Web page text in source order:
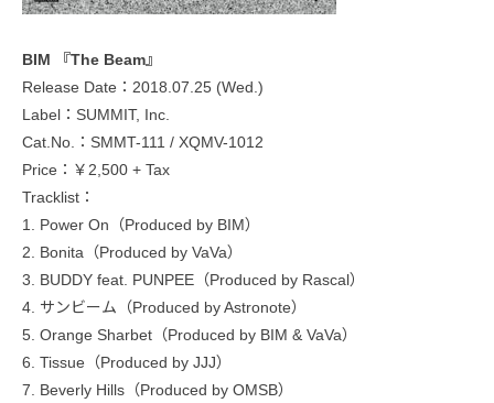
BIM 『The Beam』
Release Date：2018.07.25 (Wed.)
Label：SUMMIT, Inc.
Cat.No.：SMMT-111 / XQMV-1012
Price：￥2,500 + Tax
Tracklist：
1. Power On（Produced by BIM）
2. Bonita（Produced by VaVa）
3. BUDDY feat. PUNPEE（Produced by Rascal）
4. サンビーム（Produced by Astronote）
5. Orange Sharbet（Produced by BIM & VaVa）
6. Tissue（Produced by JJJ）
7. Beverly Hills（Produced by OMSB）